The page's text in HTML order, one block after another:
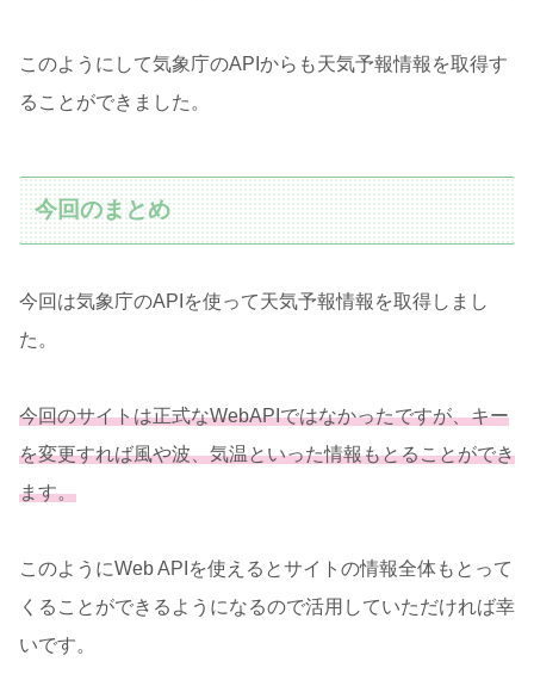
このようにして気象庁のAPIからも天気予報情報を取得す
ることができました。
今回のまとめ
今回は気象庁のAPIを使って天気予報情報を取得しまし
た。
今回のサイトは正式なWebAPIではなかったですが、キー
を変更すれば風や波、気温といった情報もとることができ
ます。
このようにWeb APIを使えるとサイトの情報全体もとって
くることができるようになるので活用していただければ幸
いです。